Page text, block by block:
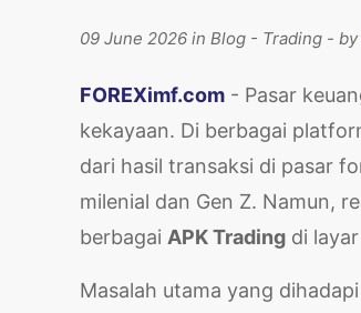
09 June 2026 in Blog - Trading - by
FOREXimf.com - Pasar
kekayaan. Di berbagai
dari hasil transaksi di pasar
milenial dan Gen Z. Namun,
berbagai APK Trading di
Masalah utama yang